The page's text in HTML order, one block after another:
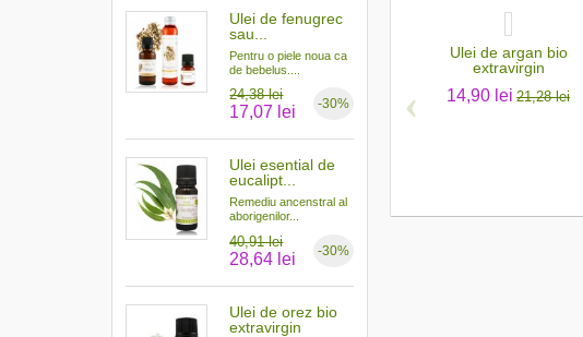
Ulei de fenugrec
sau...
Pentru o piele noua ca
de bebelus....
24,38 lei
-30%
17,07 lei
Ulei esential de
eucalipt...
Remediu ancenstral al
aborigenilor...
40,91 lei
-30%
28,64 lei
Ulei de orez bio
extravirgin
Ulei de argan bio
extravirgin
14,90 lei 21,28 lei
‹